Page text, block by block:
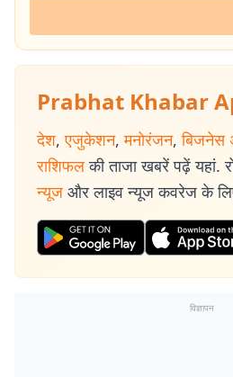
Prabhat Khabar
देश, एजुकेशन, मनोरंजन, बिजनेस
राशिफल की ताजा खबरें पढ़ें यहां.
न्यूज और लाइव न्यूज कवरेज के
विज्ञापन